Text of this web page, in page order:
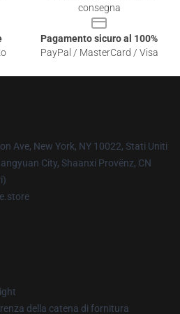
consegna
Pagamento sicuro al 100%
PayPal / MasterCard / Visa
Ave, New York, NY 10022, Stati Uniti
City, Shaanxi Provënz, CN
della catena di fornitura